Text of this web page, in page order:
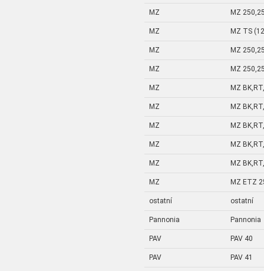
MZ MZ
MZ MZ TS
MZ MZ
MZ MZ
MZ MZ
MZ MZ
MZ MZ
MZ MZ
MZ MZ
MZ MZ ETZ
ostatní ostatní
Pannonia Pannonia
PAV PAV 40
PAV PAV 41